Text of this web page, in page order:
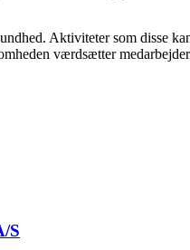
Aktiviteter som disse
værdsætter
S